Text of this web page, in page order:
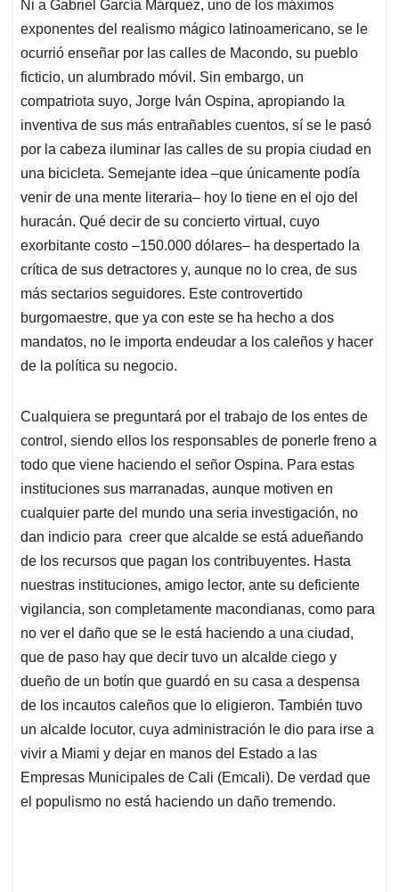
s
A
p
p
b
o
o
k
e
d
I
n
l
a
d
s
Ni a Gabriel García Márquez, uno de los máximos
exponentes del realismo mágico latinoamericano, se le
ocurrió enseñar por las calles de Macondo, su pueblo
ficticio, un alumbrado móvil. Sin embargo, un
compatriota suyo, Jorge Iván Ospina, apropiando la
inventiva de sus más entrañables cuentos, sí se le pasó
por la cabeza iluminar las calles de su propia ciudad en
una bicicleta. Semejante idea –que únicamente podía
venir de una mente literaria– hoy lo tiene en el ojo del
huracán. Qué decir de su concierto virtual, cuyo
exorbitante costo –150.000 dólares– ha despertado la
crítica de sus detractores y, aunque no lo crea, de sus
más sectarios seguidores. Este controvertido
burgomaestre, que ya con este se ha hecho a dos
mandatos, no le importa endeudar a los caleños y hacer
de la política su negocio.
Cualquiera se preguntará por el trabajo de los entes de
control, siendo ellos los responsables de ponerle freno a
todo que viene haciendo el señor Ospina. Para estas
instituciones sus marranadas, aunque motiven en
cualquier parte del mundo una seria investigación, no
dan indicio para creer que alcalde se está adueñando
de los recursos que pagan los contribuyentes. Hasta
nuestras instituciones, amigo lector, ante su deficiente
vigilancia, son completamente macondianas, como para
no ver el daño que se le está haciendo a una ciudad,
que de paso hay que decir tuvo un alcalde ciego y
dueño de un botín que guardó en su casa a despensa
de los incautos caleños que lo eligieron. También tuvo
un alcalde locutor, cuya administración le dio para irse a
vivir a Miami y dejar en manos del Estado a las
Empresas Municipales de Cali (Emcali). De verdad que
el populismo no está haciendo un daño tremendo.